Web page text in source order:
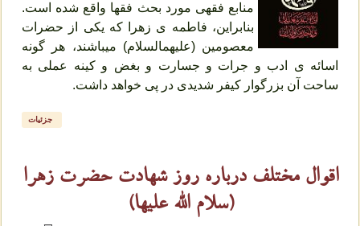
منابع فقهى مورد بحث فقها واقع شده است.
بنابراین، فاطمه ‏ى زهرا که یکى از حضرات
معصومین (علیهم‏السلام) میباشند، هر گونه
اسائه ‏ى ادب و جرات و جسارت و بغض و کینه عملى به
ساحت آن بزرگوار کیفر شدیدى در پى خواهد داشت.
جزئیات
اقوال مختلف درباره روز شهادت حضرت زهرا
(سلام الله علیها)